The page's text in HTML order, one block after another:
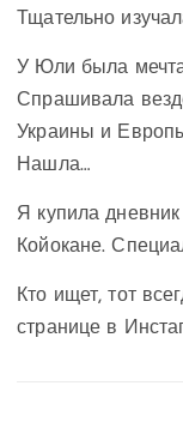
Тщательно
У Юли была
Спрашивала
Украины и
Нашла…
Я купила
Койокане.
Кто ищет, тот
странице в